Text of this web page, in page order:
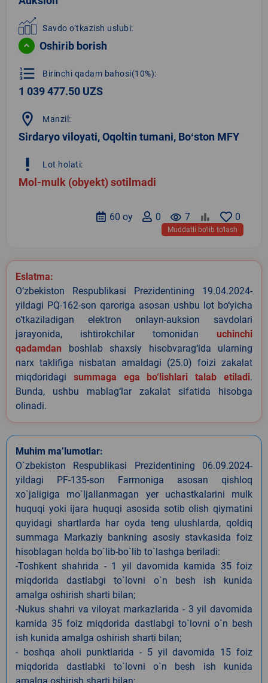
Savdo o‘tkazish uslubi:
Oshirib borish
format_list_numbered Birinchi qadam bahosi(10%):
1 039 477.50 UZS
location_on Manzil:
Sirdaryo viloyati, Oqoltin tumani, Boʻston MFY
priority_high Lot holati:
Mol-mulk (obyekt) sotilmadi
0
remove_red_eye 7
0
60 oy
Muddatli bo‘lib to‘lash
Eslatma:
O‘zbekiston Respublikasi Prezidentining 19.04.2024-
yildagi PQ-162-son qaroriga asosan ushbu lot bo‘yicha
o‘tkaziladigan elektron onlayn-auksion savdolari
jarayonida, ishtirokchilar tomonidan uchinchi
qadamdan boshlab shaxsiy hisobvarag‘ida ularning
narx taklifiga nisbatan amaldagi (25.0) foizi zakalat
miqdoridagi summaga ega bo‘lishlari talab etiladi.
Bunda, ushbu mablag‘lar zakalat sifatida hisobga
olinadi.
Muhim ma’lumotlar:
O`zbekiston Respublikasi Prezidentining 06.09.2024-
yildagi PF-135-son Farmoniga asosan qishloq
xo`jaligiga mo`ljallanmagan yer uchastkalarini mulk
huquqi yoki ijara huquqi asosida sotib olish qiymatini
quyidagi shartlarda har oyda teng ulushlarda, qoldiq
summaga Markaziy bankning asosiy stavkasida foiz
hisoblagan holda bo`lib-bo`lib to`lashga beriladi:
-Toshkent shahrida - 1 yil davomida kamida 35 foiz
miqdorida dastlabgi to`lovni o`n besh ish kunida
amalga oshirish sharti bilan;
-Nukus shahri va viloyat markazlarida - 3 yil davomida
kamida 35 foiz miqdorida dastlabgi to`lovni o`n besh
ish kunida amalga oshirish sharti bilan;
- boshqa aholi punktlarida - 5 yil davomida 15 foiz
miqdorida dastlabki to`lovni o`n besh ish kunida